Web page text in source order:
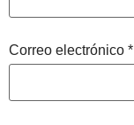
Correo electrónico *